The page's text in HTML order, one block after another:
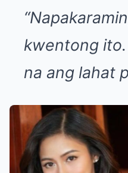
kwentong
na ang lahat